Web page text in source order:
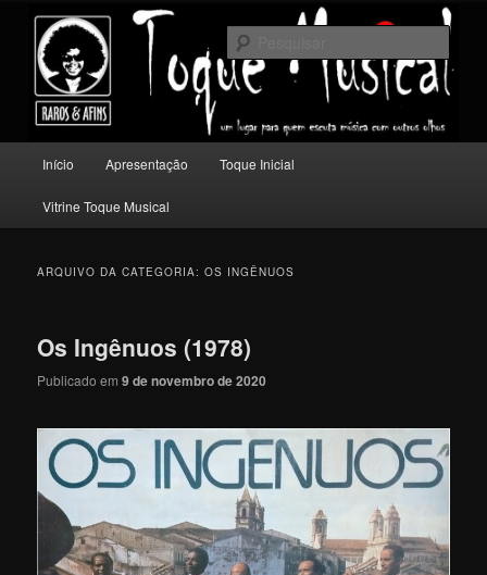
conteúdo
principal
conteúdo
secundário
Toque Musical
Um lugar para quem escuta música com outros olhos.
principal
Início Apresentação Toque Inicial
Vitrine Toque Musical
ARQUIVO DA CATEGORIA:OS INGÊNUOS
Os Ingênuos (1978)
Publicado em9 de novembro de 2020